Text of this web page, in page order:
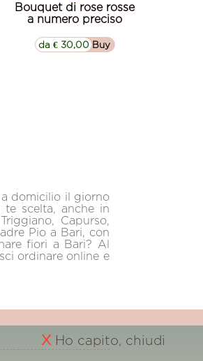
Bouquet di rose rosse
a numero preciso
▷▷ Buy
da € 30,00
domicilio il giorno
scelta, anche in
Capurso,
Pio a Bari, con
fiori a Bari? Al
ordinare online e
X Ho capito, chiudi